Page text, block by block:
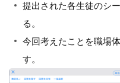
提出された各生徒のシ
る。
今回考えたことを職場
す。